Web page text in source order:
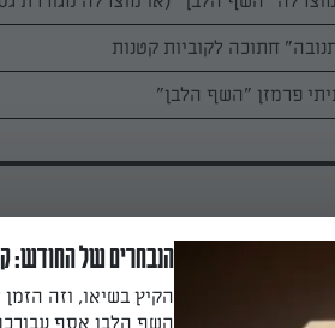
הנבחרים של החודש:
הקיץ בשיאו, וזה